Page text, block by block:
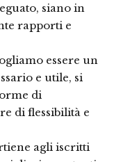
siano in
rapporti e
essere un
e utile, si
di
di flessibilità e
agli iscritti